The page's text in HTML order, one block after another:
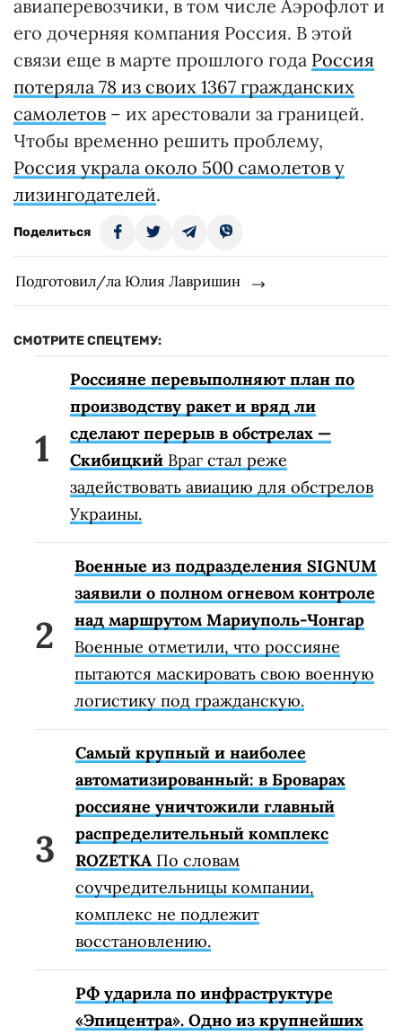
авиаперевозчики, в том числе Аэрофлот и
его дочерняя компания Россия. В этой
связи еще в марте прошлого года Россия
потеряла 78 из своих 1367 гражданских
самолетов – их арестовали за границей.
Чтобы временно решить проблему,
Россия украла около 500 самолетов у
лизингодателей.
Поделиться
Подготовил/ла Юлия Лавришин
СМОТРИТЕ СПЕЦТЕМУ:
Россияне перевыполняют план по
производству ракет и вряд ли
сделают перерыв в обстрелах —
Скибицкий Враг стал реже
задействовать авиацию для обстрелов
Украины.
Военные из подразделения SIGNUM
заявили о полном огневом контроле
над маршрутом Мариуполь-Чонгар
Военные отметили, что россияне
пытаются маскировать свою военную
логистику под гражданскую.
Самый крупный и наиболее
автоматизированный: в Броварах
россияне уничтожили главный
распределительный комплекс
ROZETKA По словам
соучредительницы компании,
комплекс не подлежит
восстановлению.
РФ ударила по инфраструктуре
«Эпицентра». Одно из крупнейших